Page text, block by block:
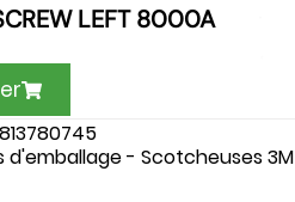
LEFT 8000A
d'emballage - Scotcheuses 3M